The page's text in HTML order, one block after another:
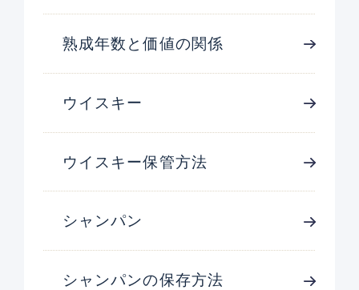
熟成年数と価値の関係
ウイスキー
ウイスキー保管方法
シャンパン
シャンパンの保存方法